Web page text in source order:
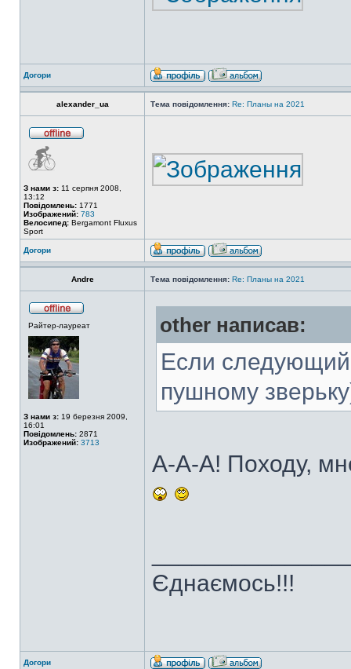
Догори
alexander_ua Тема повідомлення: Re: Планы на 2021
З нами з: 11 серпня 2008,
13:12
Повідомлень: 1771
Изображений: 783
Велосипед: Bergamont Fluxus
Sport
Догори
Andre Тема повідомлення: Re: Планы на 2021
Райтер-лауреат
З нами з: 19 березня 2009,
16:01
Повідомлень: 2871
Изображений: 3713
other написав:
Если следующий
пушному
А-А-А! Походу,
Єднаємось!!!
Догори